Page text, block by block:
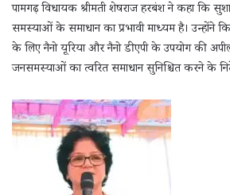
पामगढ़ विधायक श्रीमती शेषराज हरबंश ने कहा कि
समस्याओं के समाधान का प्रभावी माध्यम है। उन्होंने
के लिए नैनो यूरिया और नैनो डीएपी के उपयोग की
जनसमस्याओं का त्वरित समाधान सुनिश्चित करने के